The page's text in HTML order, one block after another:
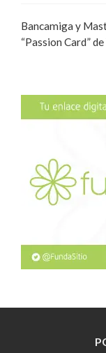
Bancamiga y
“Passion Card”